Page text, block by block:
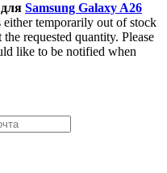
для Samsung Galaxy A26
either temporarily out of stock
requested quantity. Please
like to be notified when